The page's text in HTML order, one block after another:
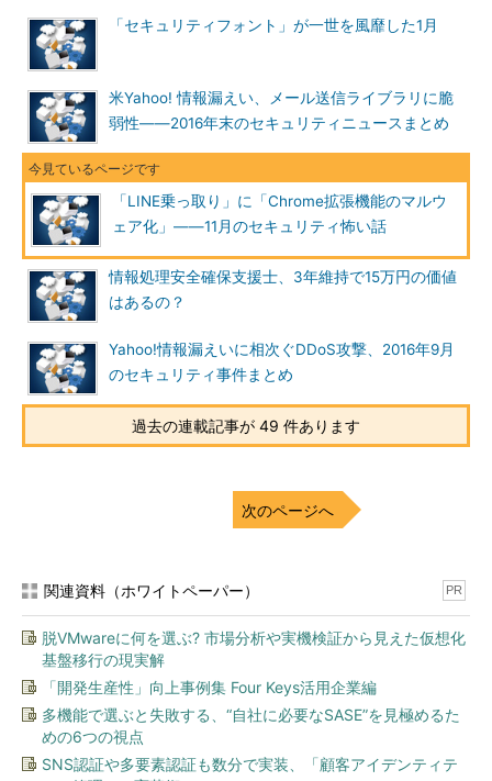
これらのChrome拡張機能はいずれもこれまでは不審な動作は
行われていなかったのに、ある日のバージョンアップで突然不正
なコードが埋め込まれたようです。Chrome拡張機能はブラウザ
の一部としてChromeを通して閲覧しているWebサイトのデータ
にアクセスできる強力な権限を持っているため、ここが乗っ取ら
れると重要なデータが全て盗まれてしまう危険があります。
「セキュリティフォント」が一世を風靡した1月
米Yahoo! 情報漏えい、メール送信ライブラリに脆
弱性――2016年末のセキュリティニュースまとめ
「LINE乗っ取り」に「Chrome拡張機能のマルウ
ェア化」――11月のセキュリティ怖い話
情報処理安全確保支援士、3年維持で15万円の価値
はあるの？
Yahoo!情報漏えいに相次ぐDDoS攻撃、2016年9月
のセキュリティ事件まとめ
過去の連載記事が 49 件あります
次のページへ
関連資料（ホワイトペーパー） PR
脱VMwareに何を選ぶ? 市場分析や実機検証から見えた仮想化
基盤移行の現実解
「開発生産性」向上事例集 Four Keys活用企業編
多機能で選ぶと失敗する、“自社に必要なSASE”を見極めるた
めの6つの視点
SNS認証や多要素認証も数分で実装、「顧客アイデンティテ